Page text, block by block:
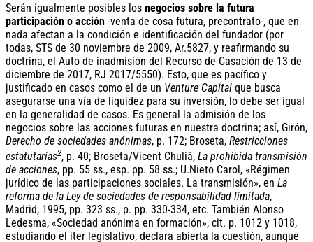
Serán igualmente posibles los negocios sobre la futura
participación o acción -venta de cosa futura, precontrato-, que en
nada afectan a la condición e identificación del fundador (por
todas, STS de 30 noviembre de 2009, Ar.5827, y reafirmando su
doctrina, el Auto de inadmisión del Recurso de Casación de 13 de
diciembre de 2017, RJ 2017/5550). Esto, que es pacífico y
justificado en casos como el de un Venture Capital que busca
asegurarse una vía de liquidez para su inversión, lo debe ser igual
en la generalidad de casos. Es general la admisión de los
negocios sobre las acciones futuras en nuestra doctrina; así, Girón,
Derecho de sociedades anónimas, p. 172; Broseta, Restricciones
estatutarias2, p. 40; Broseta/Vicent Chuliá, La prohibida transmisión
de acciones, pp. 55 ss., esp. pp. 58 ss.; U.Nieto Carol, «Régimen
jurídico de las participaciones sociales. La transmisión», en La
reforma de la Ley de sociedades de responsabilidad limitada,
Madrid, 1995, pp. 323 ss., p. pp. 330-334, etc. También Alonso
Ledesma, «Sociedad anónima en formación», cit. p. 1012 y 1018,
estudiando el iter legislativo, declara abierta la cuestión, aunque